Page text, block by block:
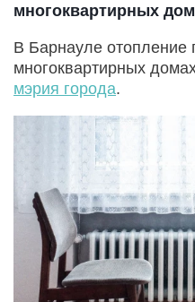
многоквартирных
В Барнауле отопление
многоквартирных
мэрия города.